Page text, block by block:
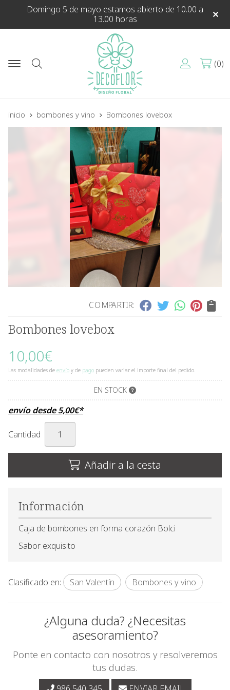
Domingo 5 de mayo estamos abierto de 10.00 a
13.00 horas
Buscar
0
inicio bombones y vino Bombones lovebox
COMPARTIR:
Bombones lovebox
10,00€
Las modalidades de envío y de pago pueden variar el importe final del pedido.
EN STOCK
envío desde5,00€*
Cantidad
Añadir a la cesta
Información
Caja de bombones en forma corazón Bolci
Sabor exquisito
Clasificado en: San Valentín Bombones y vino
¿Alguna duda? ¿Necesitas
asesoramiento?
Ponte en contacto con nosotros y resolveremos
tus dudas.